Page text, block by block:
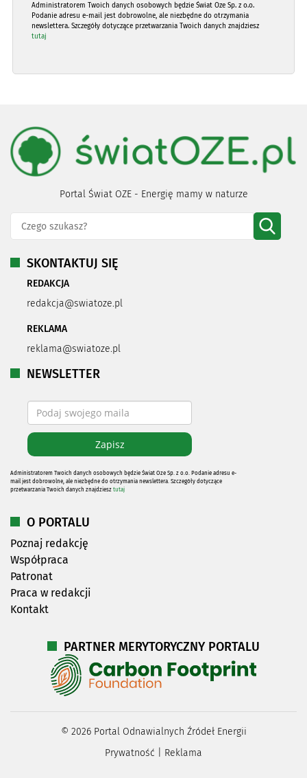
Administratorem Twoich danych osobowych będzie Świat Oze Sp. z o.o.
Podanie adresu e-mail jest dobrowolne, ale niezbędne do otrzymania
newslettera. Szczegóły dotyczące przetwarzania Twoich danych znajdziesz
tutaj
Portal Świat OZE - Energię mamy w naturze
SKONTAKTUJ SIĘ
REDAKCJA
redakcja@swiatoze.pl
REKLAMA
reklama@swiatoze.pl
NEWSLETTER
Administratorem Twoich danych osobowych będzie Świat Oze Sp. z o.o. Podanie adresu e-
mail jest dobrowolne, ale niezbędne do otrzymania newslettera. Szczegóły dotyczące
przetwarzania Twoich danych znajdziesz tutaj
O PORTALU
Poznaj redakcję
Współpraca
Patronat
Praca w redakcji
Kontakt
PARTNER MERYTORYCZNY PORTALU
© 2026Portal Odnawialnych Źródeł Energii
Prywatność
Reklama